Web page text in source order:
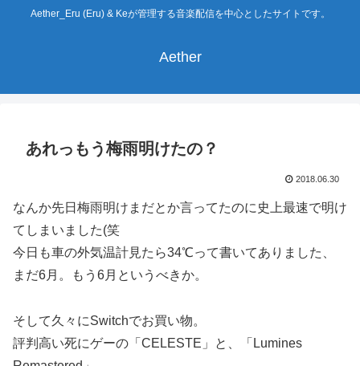
Aether_Eru (Eru) & Keが管理する音楽配信を中心としたサイトです。
Aether
あれっもう梅雨明けたの？
2018.06.30
なんか先日梅雨明けまだとか言ってたのに史上最速で明け
てしまいました(笑
今日も車の外気温計見たら34℃って書いてありました、
まだ6月。もう6月というべきか。
そして久々にSwitchでお買い物。
評判高い死にゲーの「CELESTE」と、「Lumines